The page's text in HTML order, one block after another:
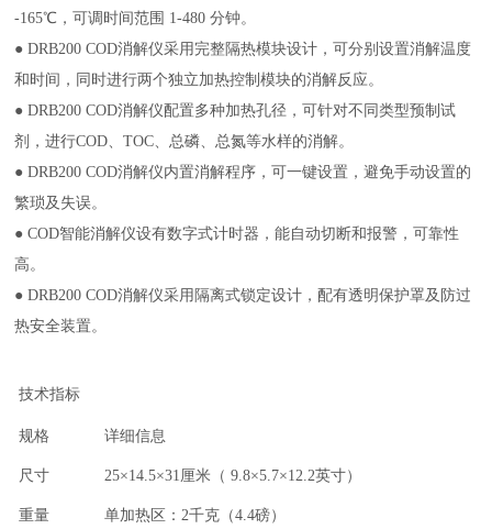
-165℃，可调时间范围 1-480分钟。
●DRB200 COD消解仪采用完整隔热模块设计，可分别设置消解温度
和时间，同时进行两个独立加热控制模块的消解反应。
●DRB200 COD消解仪配置多种加热孔径，可针对不同类型预制试
剂，进行COD、TOC、总磷、总氮等水样的消解。
●DRB200 COD消解仪内置消解程序，可一键设置，避免手动设置的
繁琐及失误。
●COD智能消解仪设有数字式计时器，能自动切断和报警，可靠性
高。
●DRB200 COD消解仪采用隔离式锁定设计，配有透明保护罩及防过
热安全装置。
技术指标
规格 详细信息
尺寸 25×14.5×31厘米（9.8×5.7×12.2英寸）
重量 单加热区：2千克（4.4磅）